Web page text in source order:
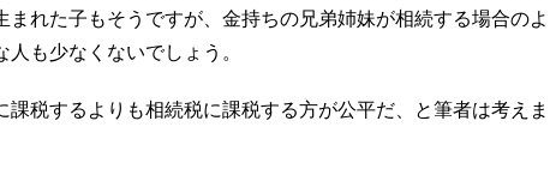
まれた子もそうですが、金持ちの兄弟姉妹が相続する場合のよ
も少なくないでしょう。
税するよりも相続税に課税する方が公平だ、と筆者は考えま